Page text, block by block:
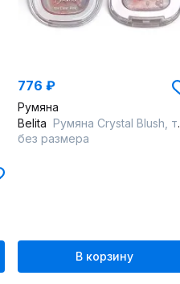
776 ₽
Румяна
Belita Румяна Crystal Blush, тон clear pink, "Beauty Skin", страна происх.- К
без размера
В корзину